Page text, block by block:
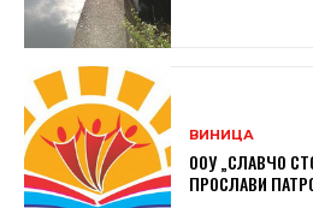
ВИНИЦА
ООУ „СЛАВЧО
ПРОСЛАВИ